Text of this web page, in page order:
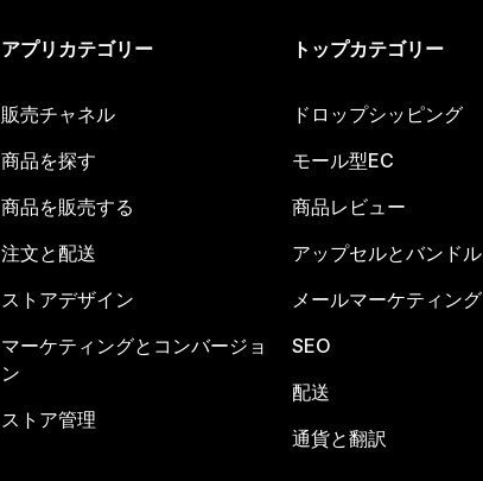
アプリカテゴリー
販売チャネル
商品を探す
商品を販売する
注文と配送
ストアデザイン
マーケティングとコンバージョ
ン
ストア管理
トップカテゴリー
ドロップシッピング
モール型EC
商品レビュー
アップセルとバンドル
メールマーケティング
SEO
配送
通貨と翻訳